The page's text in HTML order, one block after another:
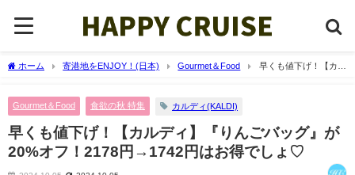
ホーム 寄港地をENJOY！(日本) Gourmet＆Food
早くも値下げ！【カル
Gourmet＆Food 食欲の秋 特集 カルディ(KALDI)
早くも値下げ！【カルディ】『りんごバッグ』が
20%オフ！2178円→1742円はお得でしょ♡